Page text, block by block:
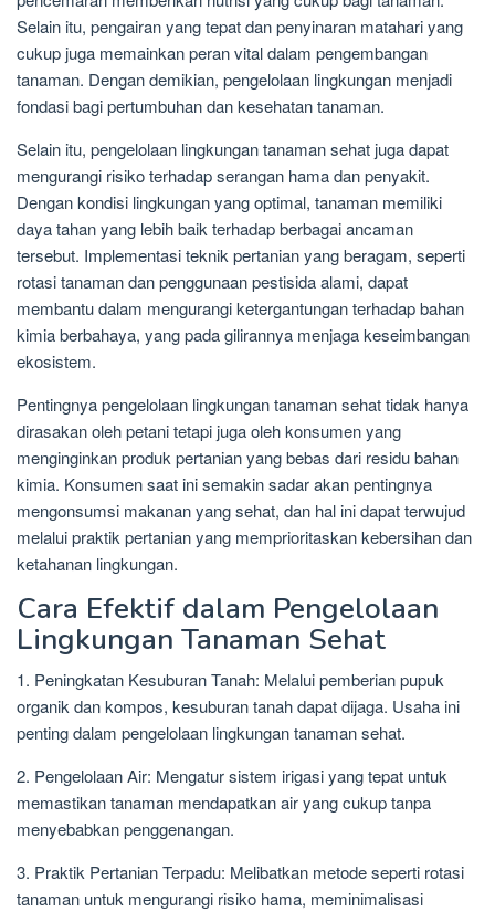
Selain itu, pengairan yang tepat dan penyinaran matahari yang
cukup juga memainkan peran vital dalam pengembangan
tanaman. Dengan demikian, pengelolaan lingkungan menjadi
fondasi bagi pertumbuhan dan kesehatan tanaman.
Selain itu, pengelolaan lingkungan tanaman sehat juga dapat
mengurangi risiko terhadap serangan hama dan penyakit.
Dengan kondisi lingkungan yang optimal, tanaman memiliki
daya tahan yang lebih baik terhadap berbagai ancaman
tersebut. Implementasi teknik pertanian yang beragam, seperti
rotasi tanaman dan penggunaan pestisida alami, dapat
membantu dalam mengurangi ketergantungan terhadap bahan
kimia berbahaya, yang pada gilirannya menjaga keseimbangan
ekosistem.
Pentingnya pengelolaan lingkungan tanaman sehat tidak hanya
dirasakan oleh petani tetapi juga oleh konsumen yang
menginginkan produk pertanian yang bebas dari residu bahan
kimia. Konsumen saat ini semakin sadar akan pentingnya
mengonsumsi makanan yang sehat, dan hal ini dapat terwujud
melalui praktik pertanian yang memprioritaskan kebersihan dan
ketahanan lingkungan.
Cara Efektif dalam Pengelolaan
Lingkungan Tanaman Sehat
1. Peningkatan Kesuburan Tanah: Melalui pemberian pupuk
organik dan kompos, kesuburan tanah dapat dijaga. Usaha ini
penting dalam pengelolaan lingkungan tanaman sehat.
2. Pengelolaan Air: Mengatur sistem irigasi yang tepat untuk
memastikan tanaman mendapatkan air yang cukup tanpa
menyebabkan penggenangan.
3. Praktik Pertanian Terpadu: Melibatkan metode seperti rotasi
tanaman untuk mengurangi risiko hama, meminimalisasi